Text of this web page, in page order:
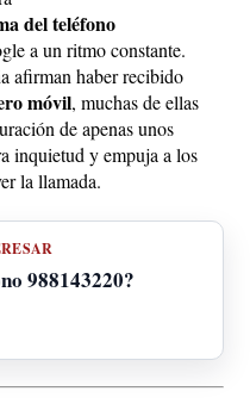
del teléfono
a un ritmo constante.
afirman haber recibido
móvil, muchas de ellas
de apenas unos
inquietud y empuja a los
la llamada.
988143220?